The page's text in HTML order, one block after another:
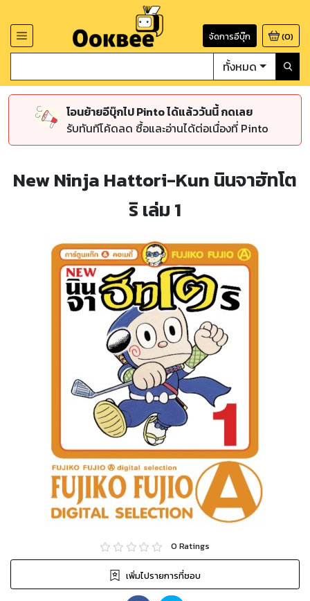
จัดการอีบุ๊ก (0)
ทั้งหมด
โอนย้ายอีบุ๊กไป Pinto ได้แล้ววันนี้ กดเลย
รับทันทีโค้ดลด ซื้อและอ่านได้ต่อเนื่องที่ Pinto
New Ninja Hattori-Kun นินจาฮัทโต
ริ เล่ม 1
0 Ratings
เพิ่มไปรายการที่ชอบ